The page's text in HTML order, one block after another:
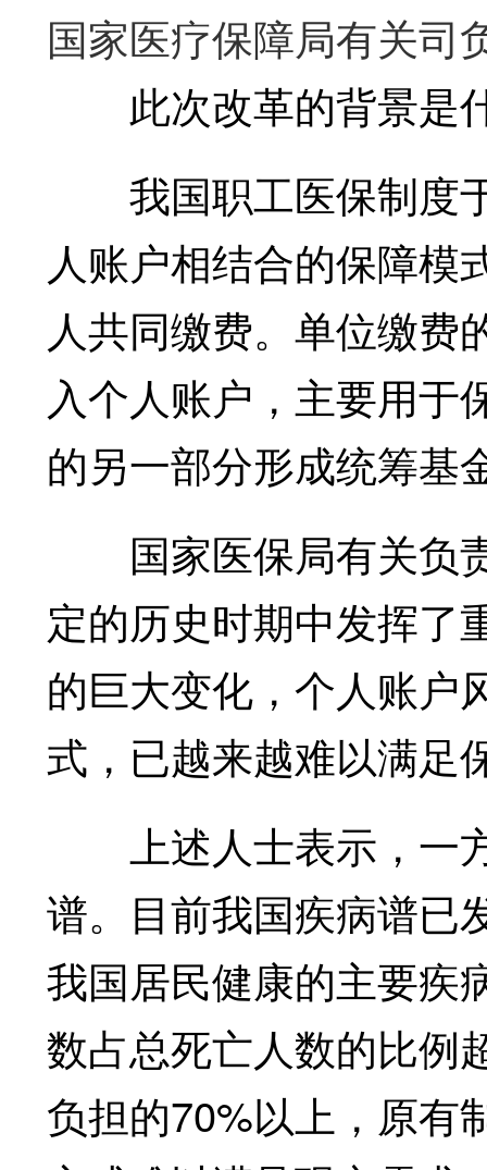
国家医疗保障局有关司
此次改革的背景是
我国职工医保制度
人账户相结合的保障模
人共同缴费。单位缴费
入个人账户，主要用于
的另一部分形成统筹基
国家医保局有关负
定的历史时期中发挥了
的巨大变化，个人账户
式，已越来越难以满足
上述人士表示，一
谱。目前我国疾病谱已
我国居民健康的主要疾
数占总死亡人数的比例
负担的70%以上，原有